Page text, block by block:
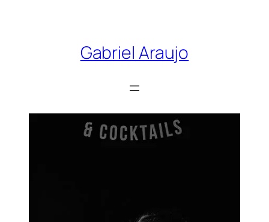
Gabriel Araujo